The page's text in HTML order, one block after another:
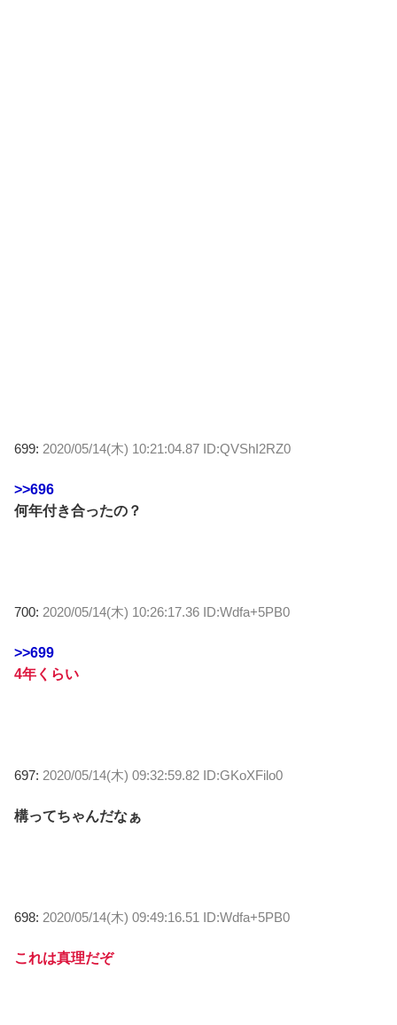
699: 2020/05/14(木) 10:21:04.87 ID:QVShI2RZ0
>>696
何年付き合ったの？
700: 2020/05/14(木) 10:26:17.36 ID:Wdfa+5PB0
>>699
4年くらい
697: 2020/05/14(木) 09:32:59.82 ID:GKoXFilo0
構ってちゃんだなぁ
698: 2020/05/14(木) 09:49:16.51 ID:Wdfa+5PB0
これは真理だぞ